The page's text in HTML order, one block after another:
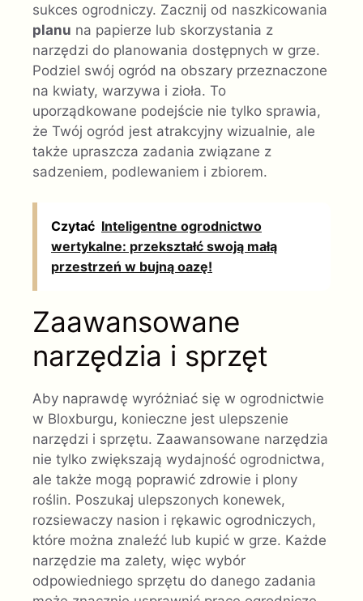
sukces ogrodniczy. Zacznij od naszkicowania
planu na papierze lub skorzystania z
narzędzi do planowania dostępnych w grze.
Podziel swój ogród na obszary przeznaczone
na kwiaty, warzywa i zioła. To
uporządkowane podejście nie tylko sprawia,
że Twój ogród jest atrakcyjny wizualnie, ale
także upraszcza zadania związane z
sadzeniem, podlewaniem i zbiorem.
Czytać Inteligentne ogrodnictwo
wertykalne: przekształć swoją małą
przestrzeń w bujną oazę!
Zaawansowane
narzędzia i sprzęt
Aby naprawdę wyróżniać się w ogrodnictwie
w Bloxburgu, konieczne jest ulepszenie
narzędzi i sprzętu. Zaawansowane narzędzia
nie tylko zwiększają wydajność ogrodnictwa,
ale także mogą poprawić zdrowie i plony
roślin. Poszukaj ulepszonych konewek,
rozsiewaczy nasion i rękawic ogrodniczych,
które można znaleźć lub kupić w grze. Każde
narzędzie ma zalety, więc wybór
odpowiedniego sprzętu do danego zadania